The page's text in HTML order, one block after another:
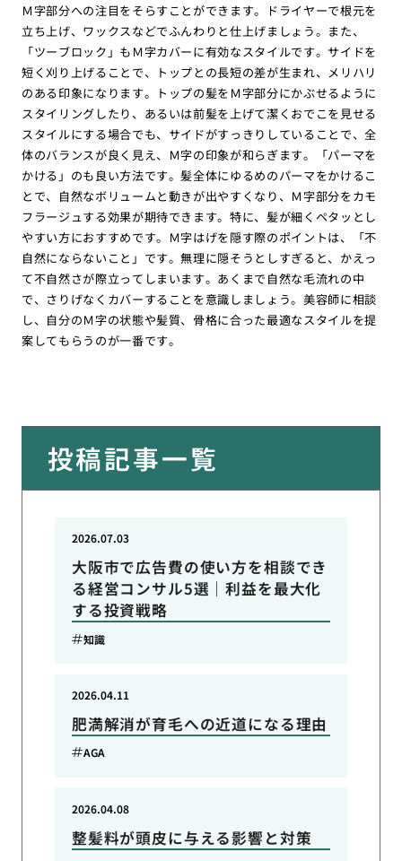
Ｍ字部分への注目をそらすことができます。ドライヤーで根元を
立ち上げ、ワックスなどでふんわりと仕上げましょう。また、
「ツーブロック」もＭ字カバーに有効なスタイルです。サイドを
短く刈り上げることで、トップとの長短の差が生まれ、メリハリ
のある印象になります。トップの髪をＭ字部分にかぶせるように
スタイリングしたり、あるいは前髪を上げて潔くおでこを見せる
スタイルにする場合でも、サイドがすっきりしていることで、全
体のバランスが良く見え、Ｍ字の印象が和らぎます。「パーマを
かける」のも良い方法です。髪全体にゆるめのパーマをかけるこ
とで、自然なボリュームと動きが出やすくなり、Ｍ字部分をカモ
フラージュする効果が期待できます。特に、髪が細くペタッとし
やすい方におすすめです。Ｍ字はげを隠す際のポイントは、「不
自然にならないこと」です。無理に隠そうとしすぎると、かえっ
て不自然さが際立ってしまいます。あくまで自然な毛流れの中
で、さりげなくカバーすることを意識しましょう。美容師に相談
し、自分のＭ字の状態や髪質、骨格に合った最適なスタイルを提
案してもらうのが一番です。
投稿記事一覧
大阪市で広告費の使い方を相談でき
る経営コンサル5選｜利益を最大化
する投資戦略
2026.07.03
知識
肥満解消が育毛への近道になる理由
2026.04.11
AGA
整髪料が頭皮に与える影響と対策
2026.04.08